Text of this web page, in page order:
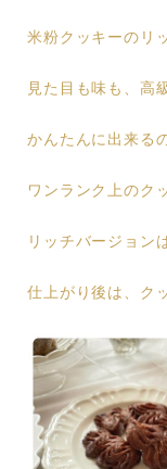
米粉クッキーのリ
見た目も味も、高
かんたんに出来る
ワンランク上のク
リッチバージョン
仕上がり後は、ク